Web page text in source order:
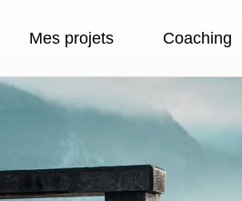
Mes projets Coaching